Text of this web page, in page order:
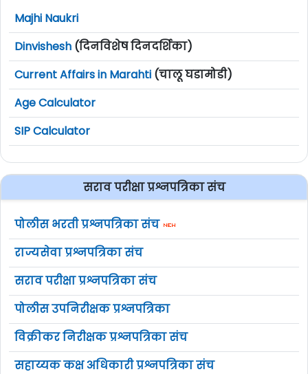
Majhi Naukri
Dinvishesh (दिनविशेष दिनदर्शिका)
Current Affairs in Marahti (चालू घडामोडी)
Age Calculator
SIP Calculator
सराव परीक्षा प्रश्नपत्रिका संच
पोलीस भरती प्रश्नपत्रिका संच
राज्यसेवा प्रश्नपत्रिका संच
सराव परीक्षा प्रश्नपत्रिका संच
पोलीस उपनिरीक्षक प्रश्नपत्रिका
विक्रीकर निरीक्षक प्रश्नपत्रिका संच
सहाय्यक कक्ष अधिकारी प्रश्नपत्रिका संच